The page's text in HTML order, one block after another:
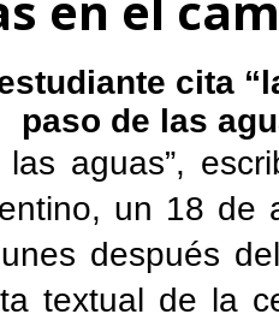
cita
paso de las
las aguas”,
un 18 de
después
textual de la